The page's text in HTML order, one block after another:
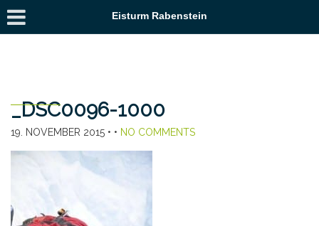
Eisturm Rabenstein
_DSC0096-1000
19. NOVEMBER 2015 • • NO COMMENTS